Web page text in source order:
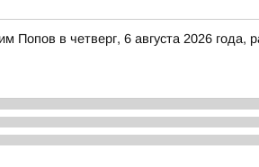
Попов в четверг, 6 августа 2026